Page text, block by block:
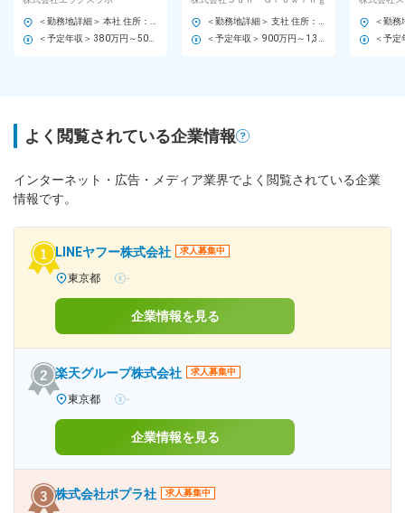
／年商21億円達成
チャー企業
500万円
よく閲覧されている企業情報
インターネット・広告・メディア業界でよく閲覧されている企業
情報です。
LINEヤフー株式会社 求人募集中
東京都 -
企業情報を見る
楽天グループ株式会社 求人募集中
東京都 -
企業情報を見る
株式会社ポプラ社 求人募集中